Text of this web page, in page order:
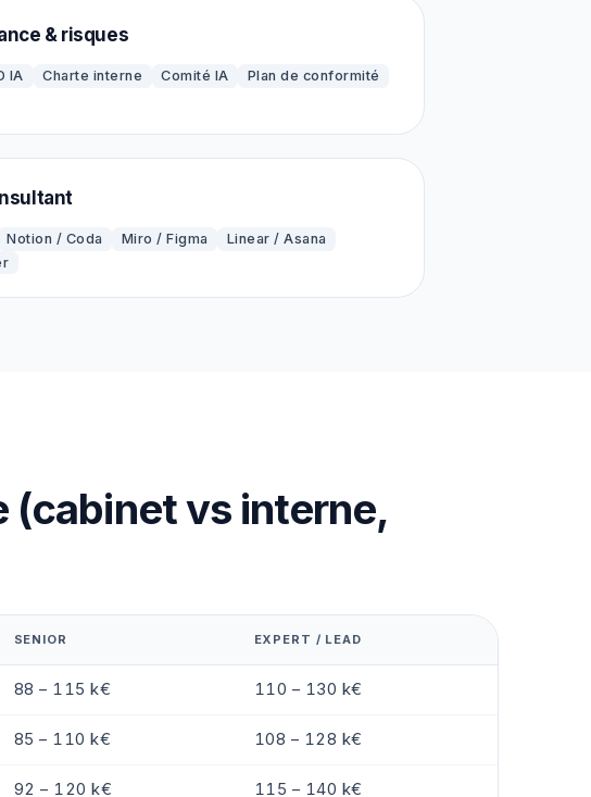
& risques
IA Charte interne Comité IA Plan de conformité
Notion / Coda Miro / Figma
Linear / Asana
vs interne,
SENIOR EXPERT / LEAD
88 – 115 k€ 110 – 130 k€
85 – 110 k€ 108 – 128 k€
92 – 120 k€ 115 – 140 k€